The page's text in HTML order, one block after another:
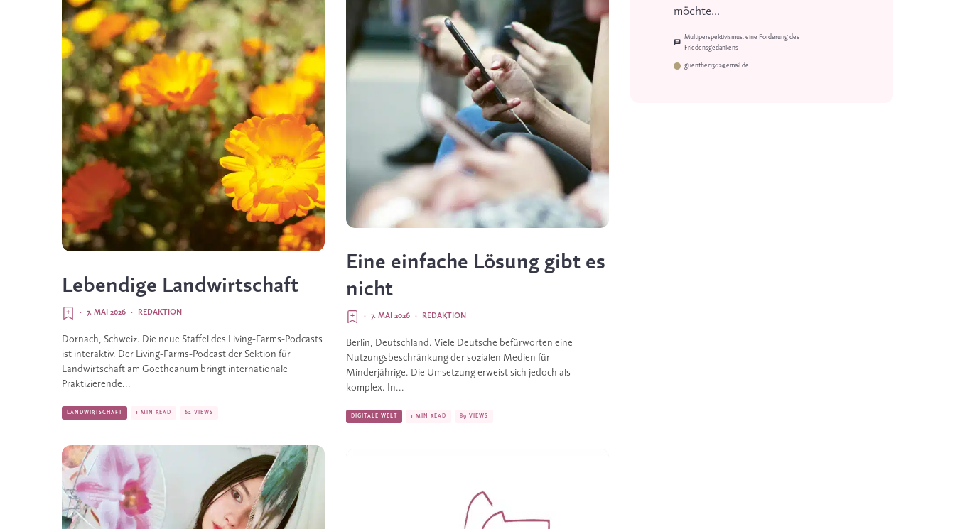
Lebendige Landwirtschaft
REDAKTION
·
7. MAI 2026
·
Dornach, Schweiz. Die neue Staffel des Living-Farms-Podcasts
ist interaktiv. Der Living-Farms-Podcast der Sektion für
Landwirtschaft am Goetheanum bringt internationale
Praktizierende...
LANDWIRTSCHAFT 1 MIN READ 62 VIEWS
Eine einfache Lösung gibt es
nicht
REDAKTION
·
7. MAI 2026
·
Berlin, Deutschland. Viele Deutsche befürworten eine
Nutzungsbeschränkung der sozialen Medien für
Minderjährige. Die Umsetzung erweist sich jedoch als
komplex. In...
DIGITALE WELT 1 MIN READ 89 VIEWS
möchte...
Multiperspektivismus: eine Forderung des
Friedensgedankens
guenther1302@email.de